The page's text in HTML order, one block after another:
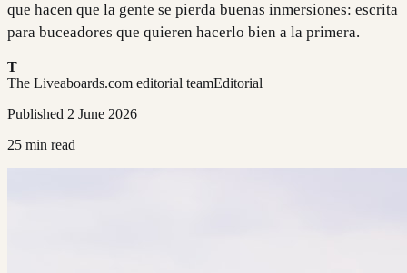
que hacen que la gente se pierda buenas inmersiones: escrita
para buceadores que quieren hacerlo bien a la primera.
T
The Liveaboards.com editorial teamEditorial
Published 2 June 2026
25 min read